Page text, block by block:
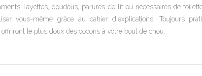
layettes, doudous, parures de lit ou nécessaires de
vous-même grâce au cahier d'explications. Toujours
le plus doux des cocons à votre bout de chou.